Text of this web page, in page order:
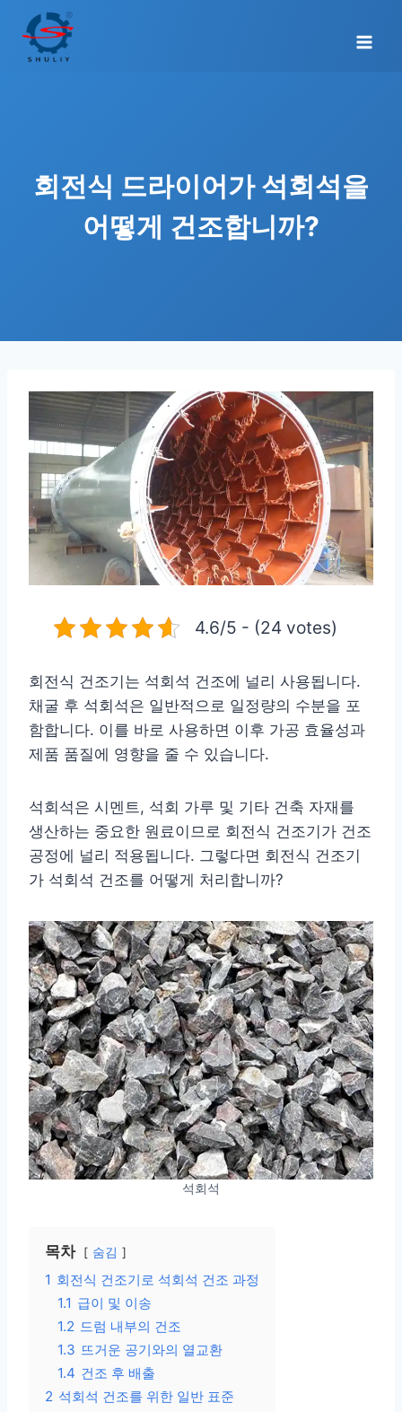
content
회전식 드라이어가 석회석을
어떻게 건조합니까?
4.6/5 - (24 votes)
회전식 건조기는 석회석 건조에 널리 사용됩니다.
채굴 후 석회석은 일반적으로 일정량의 수분을 포
함합니다. 이를 바로 사용하면 이후 가공 효율성과
제품 품질에 영향을 줄 수 있습니다.
석회석은 시멘트, 석회 가루 및 기타 건축 자재를
생산하는 중요한 원료이므로 회전식 건조기가 건조
공정에 널리 적용됩니다. 그렇다면 회전식 건조기
가 석회석 건조를 어떻게 처리합니까?
석회석
목차 숨김
1 회전식 건조기로 석회석 건조 과정
1.1 급이 및 이송
1.2 드럼 내부의 건조
1.3 뜨거운 공기와의 열교환
1.4 건조 후 배출
2 석회석 건조를 위한 일반 표준